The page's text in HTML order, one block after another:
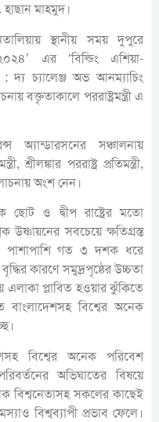
হাছান মাহমুদ।
স্থানীয় সময় দুপুরে
এর ‘বিল্ডিং এশিয়া-
দ্য চ্যালেঞ্জ অভ আনম্যাচিং
বক্তৃতাকালে পররাষ্ট্রমন্ত্রী এ
অ্যান্ডারসনের সঞ্চালনায়
শ্রীলঙ্কার পররাষ্ট্র প্রতিমন্ত্রী,
অংশ নেন।
ও দ্বীপ রাষ্ট্রের মতো
উষ্ণায়নের সবচেয়ে ক্ষতিগ্রস্ত
পাশাপাশি গত ৩ দশক ধরে
কারণে সমুদ্রপৃষ্ঠের উচ্চতা
এলাকা প্লাবিত হওয়ার ঝুঁকিতে
বিশ্বের অনেক
বিশ্বের অনেক পরিবেশ
অভিঘাতের বিষয়ে
সকলের কাছেই
বিশ্বব্যাপী প্রভাব ফেলে।